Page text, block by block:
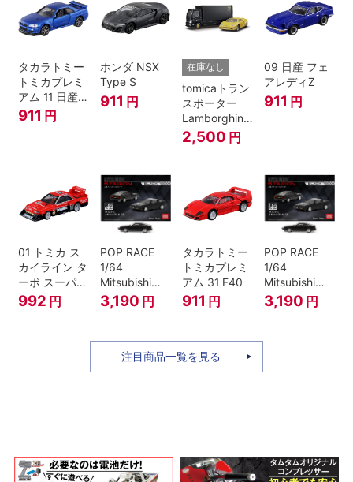
EDITION.
タカラトミー
トミカプレミ
アム 11 日産
スカイライン
GT-R V-
911 円
ホンダ NSX
Type S
911 円
在庫なし
tomicaトラン
スポーター
Lamborghini
Countach
25th
2,500 円
09 日産 フェ
アレディZ
911 円
01 トミカ ス
カイライン タ
ーボ スーパー
シルエット
992 円
POP RACE
1/64
Mitsubishi
Starion Black
3,190 円
タカラトミー
トミカプレミ
アム 31 F40
911 円
POP RACE
1/64
Mitsubishi
Starion Black
3,190 円
注目商品一覧を見る